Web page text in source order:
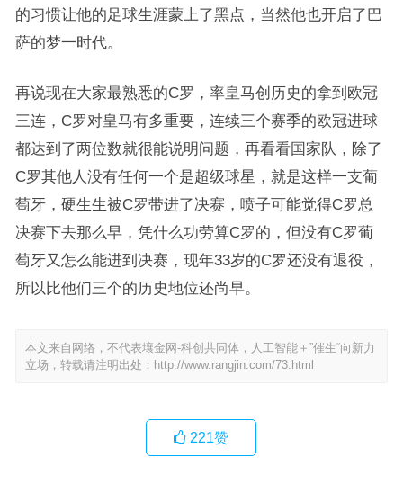
的习惯让他的足球生涯蒙上了黑点，当然他也开启了巴
萨的梦一时代。
再说现在大家最熟悉的C罗，率皇马创历史的拿到欧冠
三连，C罗对皇马有多重要，连续三个赛季的欧冠进球
都达到了两位数就很能说明问题，再看看国家队，除了
C罗其他人没有任何一个是超级球星，就是这样一支葡
萄牙，硬生生被C罗带进了决赛，喷子可能觉得C罗总
决赛下去那么早，凭什么功劳算C罗的，但没有C罗葡
萄牙又怎么能进到决赛，现年33岁的C罗还没有退役，
所以比他们三个的历史地位还尚早。
本文来自网络，不代表壤金网-科创共同体，人工智能＋”催生“向新力
立场，转载请注明出处： http://www.rangjin.com/73.html
221赞